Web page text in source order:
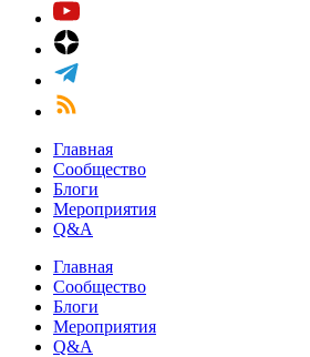
Главная
Сообщество
Блоги
Мероприятия
Q&A
Главная
Сообщество
Блоги
Мероприятия
Q&A